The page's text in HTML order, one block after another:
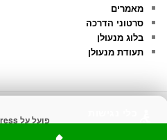
מאמרים
סרטוני הדרכה
בלוג מנעולן
תעודת מנעולן
פועל על WordPress
התאם את האתר לצרכיך